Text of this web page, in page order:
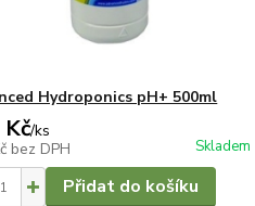
Hydroponics pH+ 500ml
/ks
bez DPH Skladem
Přidat do košíku